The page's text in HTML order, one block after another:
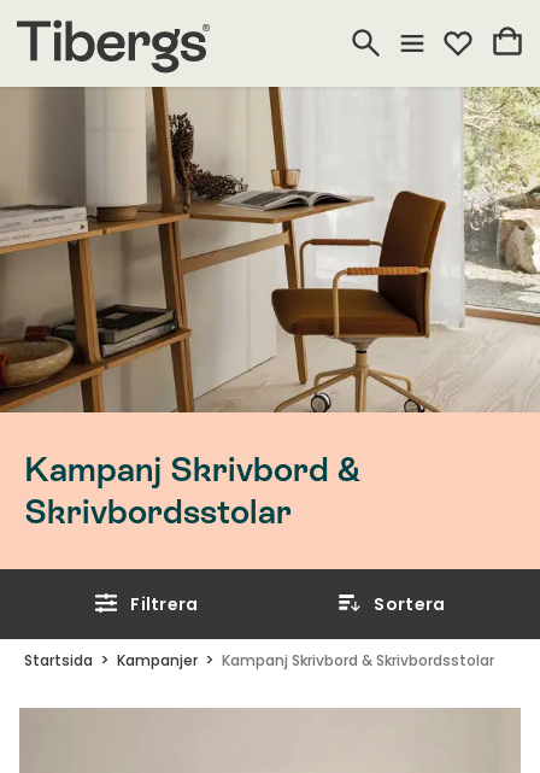
Kampanj Skrivbord &
Skrivbordsstolar
Filtrera Sortera
Startsida Kampanjer Kampanj Skrivbord & Skrivbordsstolar